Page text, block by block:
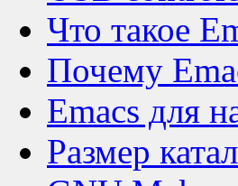
Что такое
Почему
Emacs для
Размер